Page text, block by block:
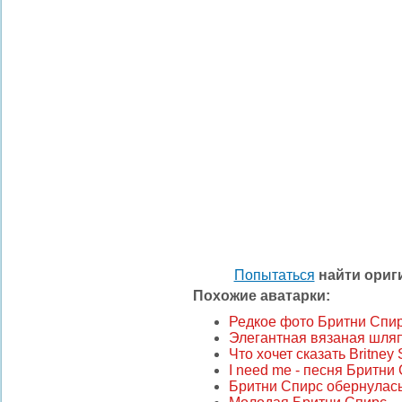
Попытаться найти
Похожие аватарки:
Редкое фото Бритни
Элегантная вязаная
Что хочет сказать Britney
I need me - песня Бритни
Бритни Спирс